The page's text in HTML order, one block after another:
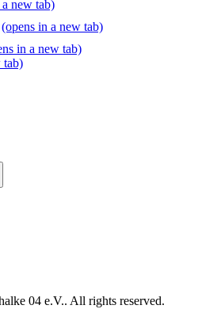
new tab)
(opens in a new tab)
in a new tab)
tab)
04 e.V.. All rights reserved.